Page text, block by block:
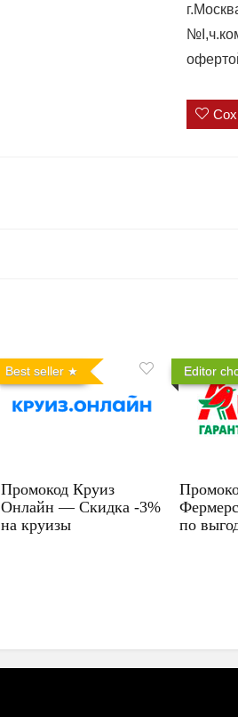
Best seller
Промокод Круиз
Онлайн — Скидка -3%
на круизы
Editor
по